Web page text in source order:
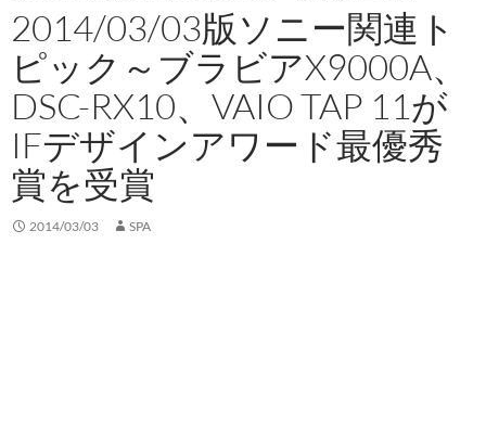
2014/03/03版ソニー関連ト
ピック～ブラビアX9000A、
DSC-RX10、VAIO TAP 11が
IFデザインアワード最優秀
賞を受賞
2014/03/03 SPA